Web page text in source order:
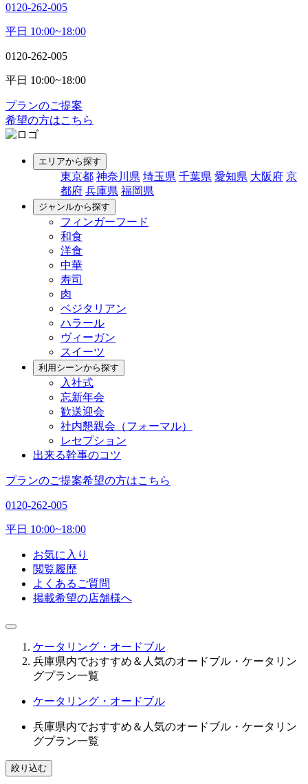
0120-262-005
平日 10:00~18:00
0120-262-005
平日 10:00~18:00
プランのご提案
希望の方はこちら
エリアから探す
東京都 神奈川県 埼玉県 千葉県 愛知県 大阪府 京
都府 兵庫県 福岡県
ジャンルから探す
フィンガーフード
和食
洋食
中華
寿司
肉
ベジタリアン
ハラール
ヴィーガン
スイーツ
利用シーンから探す
入社式
忘新年会
歓送迎会
社内懇親会（フォーマル）
レセプション
出来る幹事のコツ
プランのご提案希望の方はこちら
0120-262-005
平日 10:00~18:00
お気に入り
閲覧履歴
よくあるご質問
掲載希望の店舗様へ
ケータリング・オードブル
兵庫県内でおすすめ＆人気のオードブル・ケータリン
グプラン一覧
ケータリング・オードブル
兵庫県内でおすすめ＆人気のオードブル・ケータリン
グプラン一覧
絞り込む